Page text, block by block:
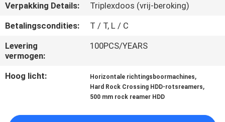
NIEUWS
VERZOEK
OM
EEN
Verpakking Details:
Triplexdoos (vrij-beroking)
Betalingscondities:
T / T, L / C
Levering
vermogen:
100PCS/YEARS
Hoog licht: Horizontale richtingsboormachines,
Hard Rock Crossing HDD-rotsreamers,
500 mm rock reamer HDD